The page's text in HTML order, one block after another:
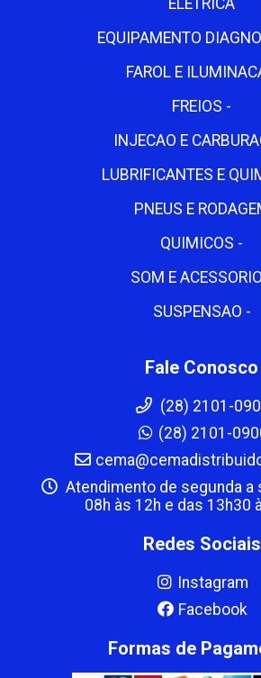
EQUIPAMENTO
FAROL E
FREIOS -
INJECAO E
LUBRIFICANTES E
PNEUS E
QUIMICOS -
SOM E
SUSPENSAO -
Fale Conosco
(28) 2101-
(28) 2101-
Atendimento de segunda a
08h às 12h e das 13h30
Redes Sociais
Instagram
Facebook
Formas de